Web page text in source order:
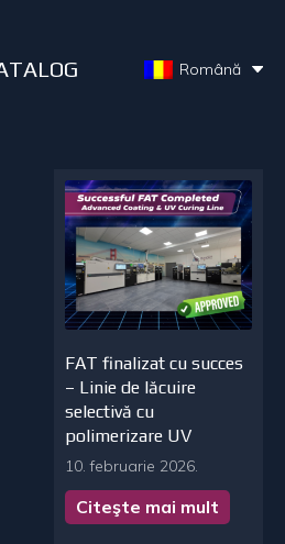
Română
FAT finalizat cu succes
– Linie de lăcuire
selectivă cu
polimerizare UV
10. februarie 2026.
Citeşte mai mult